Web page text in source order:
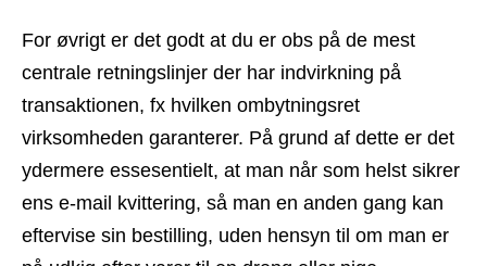
For øvrigt er det godt at du er obs på de mest
centrale retningslinjer der har indvirkning på
transaktionen, fx hvilken ombytningsret
virksomheden garanterer. På grund af dette er det
ydermere essesentielt, at man når som helst sikrer
ens e-mail kvittering, så man en anden gang kan
eftervise sin bestilling, uden hensyn til om man er